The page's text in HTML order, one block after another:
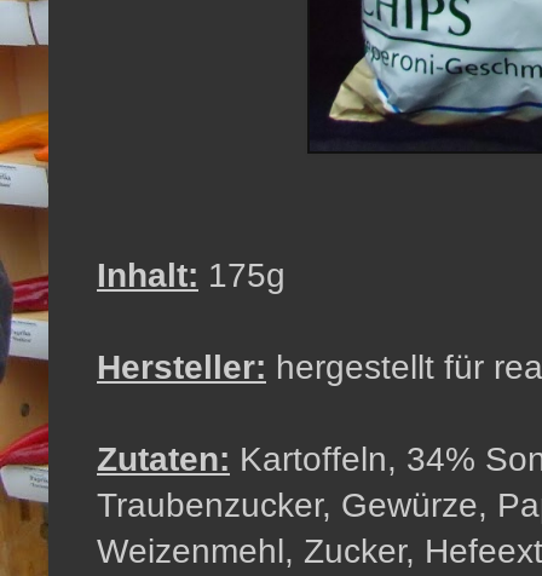
Inhalt: 175g
Hersteller: hergestellt für
Zutaten: Kartoffeln, 34%
Traubenzucker, Gewürze,
Weizenmehl, Zucker,